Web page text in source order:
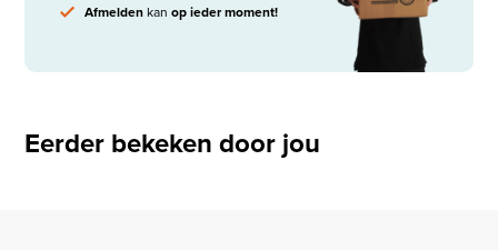
Afmeldenkanop ieder moment!
Eerder bekeken door jou